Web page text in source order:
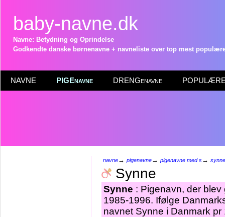
baby-navne.dk
Navne: Betydning og Oprindelse
Godkendte danske børnenavne + navneliste over top mest
NAVNE PIGEnavne DRENGenavne POPULÆRE
navne→ pigenavne→ pigenavne med s→ synne
Synne
Synne : Pigenavn, der
1985-1996. Ifølge
navnet Synne i Danmark pr